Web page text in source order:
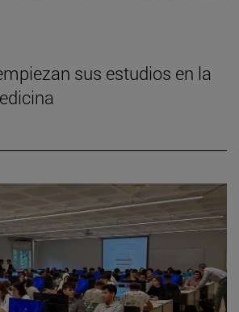
sus estudios en la